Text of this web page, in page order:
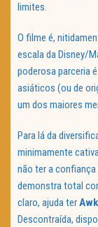
limites.
O filme é,
escala da Disney/
poderosa parceria
asiáticos (ou de
um dos maiores
Para lá da
minimamente
não ter a
demonstra total
claro, ajuda ter
Descontraída,